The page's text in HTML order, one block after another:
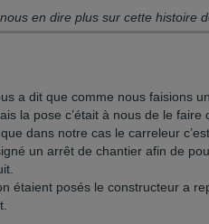
en dire plus sur cette histoire
a dit que comme nous faisions
la pose c’était à nous de le
dans notre cas le carreleur
un arrêt de chantier afin de
étaient posés le constructeur a